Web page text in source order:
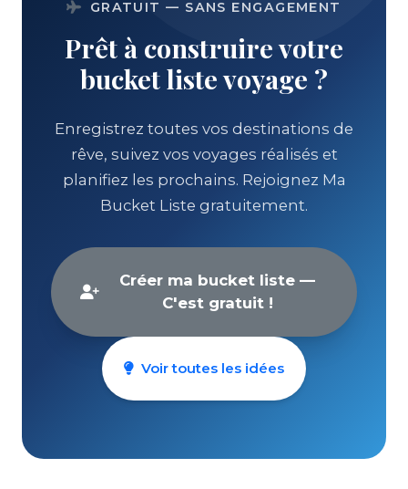
GRATUIT — SANS ENGAGEMENT
Prêt à construire votre
bucket liste voyage ?
Enregistrez toutes vos destinations de
rêve, suivez vos voyages réalisés et
planifiez les prochains. Rejoignez Ma
Bucket Liste gratuitement.
Créer ma bucket liste —
C'est gratuit !
Voir toutes les idées